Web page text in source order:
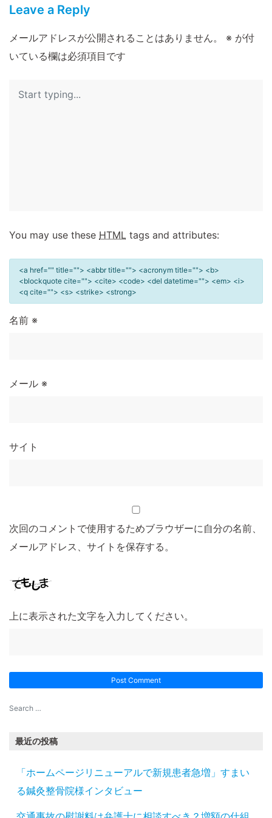
Leave a Reply
メールアドレスが公開されることはありません。 ※ が付
いている欄は必須項目です
You may use these HTML tags and attributes:
<a href="" title=""> <abbr title=""> <acronym title=""> <b>
<blockquote cite=""> <cite> <code> <del datetime=""> <em> <i>
<q cite=""> <s> <strike> <strong>
名前 ※
メール ※
サイト
次回のコメントで使用するためブラウザーに自分の名前、
メールアドレス、サイトを保存する。
上に表示された文字を入力してください。
最近の投稿
「ホームページリニューアルで新規患者急増」すまい
る鍼灸整骨院様インタビュー